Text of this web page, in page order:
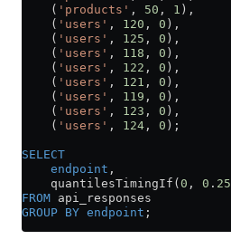
    (
'products' , 50 , 1 ),
    (
'users' , 120 , 0 ),
    (
'users' , 125 , 0 ),
    (
'users' , 118 , 0 ),
    (
'users' , 122 , 0 ),
    (
'users' , 121 , 0 ),
    (
'users' , 119 , 0 ),
    (
'users' , 123 , 0 ),
    (
'users' , 124 , 0 );
SELECT
    endpoint
,
    quantilesTimingIf(
0 , 0 . 25
FROM api_responses
GROUP BY endpoint ;